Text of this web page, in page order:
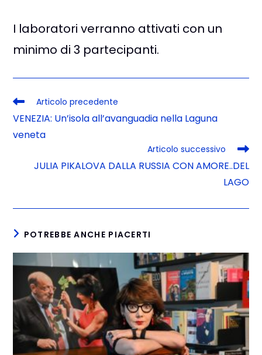
I laboratori verranno attivati con un
minimo di 3 partecipanti.
Articolo precedente
VENEZIA: Un’isola all’avanguadia nella Laguna
veneta
Articolo successivo
JULIA PIKALOVA DALLA RUSSIA CON AMORE..DEL
LAGO
POTREBBE ANCHE PIACERTI